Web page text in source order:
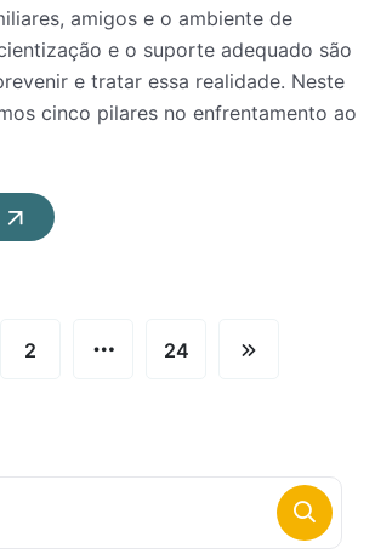
amigos e o ambiente de
e o suporte adequado são
e tratar essa realidade. Neste
cinco pilares no enfrentamento ao
2 … 24